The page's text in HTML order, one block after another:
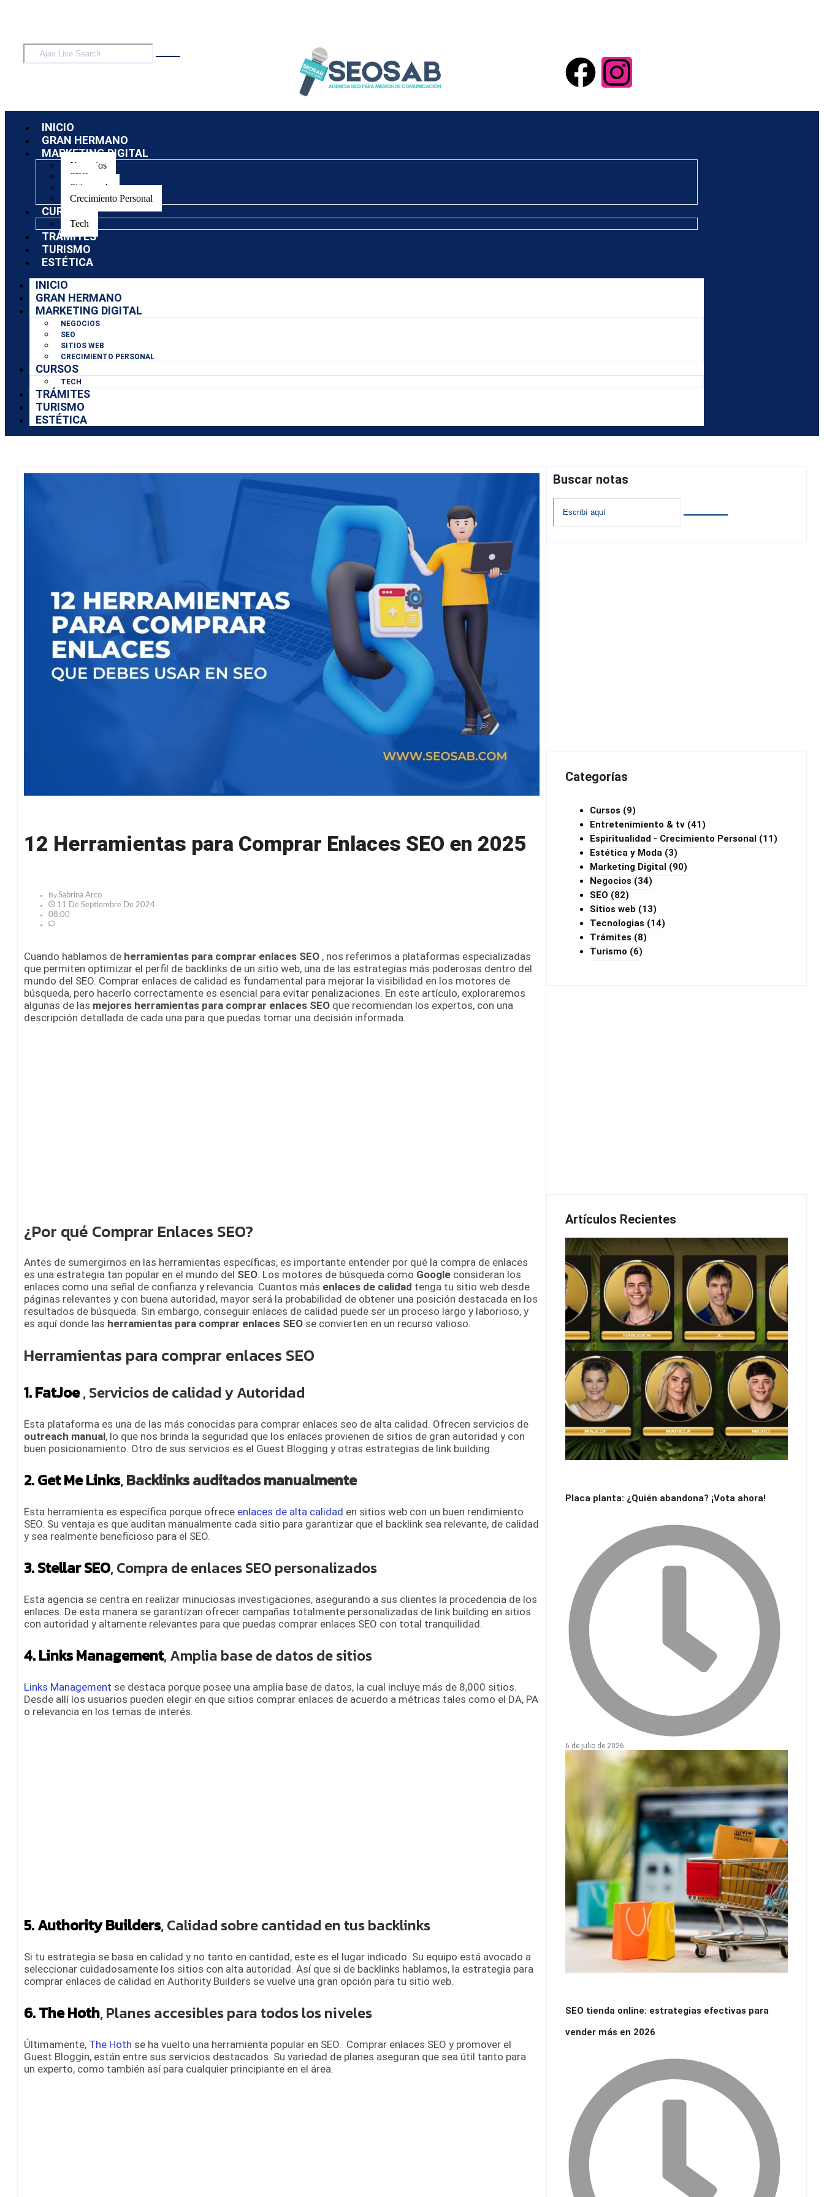
INICIO
GRAN HERMANO
MARKETING DIGITAL
Negocios
SEO
Sitios web
Crecimiento Personal
CURSOS
Tech
TRÁMITES
TURISMO
ESTÉTICA
INICIO
GRAN HERMANO
MARKETING DIGITAL
NEGOCIOS
SEO
SITIOS WEB
CRECIMIENTO PERSONAL
CURSOS
TECH
TRÁMITES
TURISMO
ESTÉTICA
12 Herramientas para Comprar Enlaces SEO en 2025
BySabrina Arco
11 De Septiembre De 2024
08:00
Cuando hablamos de herramientas para comprar enlaces SEO , nos referimos a plataformas especializadas
que permiten optimizar el perfil de backlinks de un sitio web, una de las estrategias más poderosas dentro del
mundo del SEO. Comprar enlaces de calidad es fundamental para mejorar la visibilidad en los motores de
búsqueda, pero hacerlo correctamente es esencial para evitar penalizaciones. En este artículo, exploraremos
algunas de las mejores herramientas para comprar enlaces SEO que recomiendan los expertos, con una
descripción detallada de cada una para que puedas tomar una decisión informada.
¿Por qué Comprar Enlaces SEO?
Antes de sumergirnos en las herramientas específicas, es importante entender por qué la compra de enlaces
es una estrategia tan popular en el mundo del SEO. Los motores de búsqueda como Google consideran los
enlaces como una señal de confianza y relevancia. Cuantos más enlaces de calidad tenga tu sitio web desde
páginas relevantes y con buena autoridad, mayor será la probabilidad de obtener una posición destacada en los
resultados de búsqueda. Sin embargo, conseguir enlaces de calidad puede ser un proceso largo y laborioso, y
es aquí donde las herramientas para comprar enlaces SEO se convierten en un recurso valioso.
Herramientas para comprar enlaces SEO
1. FatJoe, Servicios de calidad y Autoridad
Esta plataforma es una de las más conocidas para comprar enlaces seo de alta calidad. Ofrecen servicios de
outreach manual, lo que nos brinda la seguridad que los enlaces provienen de sitios de gran autoridad y con
buen posicionamiento. Otro de sus servicios es el Guest Blogging y otras estrategias de link building.
2. Get Me Links,Backlinks auditados manualmente
Esta herramienta es específica porque ofrece enlaces de alta calidad en sitios web con un buen rendimiento
SEO. Su ventaja es que auditan manualmente cada sitio para garantizar que el backlink sea relevante, de calidad
y sea realmente beneficioso para el SEO.
3. Stellar SEO, Compra de enlaces SEO personalizados
Esta agencia se centra en realizar minuciosas investigaciones, asegurando a sus clientes la procedencia de los
enlaces. De esta manera se garantizan ofrecer campañas totalmente personalizadas de link building en sitios
con autoridad y altamente relevantes para que puedas comprar enlaces SEO con total tranquilidad.
4. Links Management, Amplia base de datos de sitios
Links Management se destaca porque posee una amplia base de datos, la cual incluye más de 8,000 sitios.
Desde allí los usuarios pueden elegir en que sitios comprar enlaces de acuerdo a métricas tales como el DA, PA
o relevancia en los temas de interés.
5. Authority Builders, Calidad sobre cantidad en tus backlinks
Si tu estrategia se basa en calidad y no tanto en cantidad, este es el lugar indicado. Su equipo está avocado a
seleccionar cuidadosamente los sitios con alta autoridad. Así que si de backlinks hablamos, la estrategia para
comprar enlaces de calidad en Authority Builders se vuelve una gran opción para tu sitio web.
6. The Hoth, Planes accesibles para todos los niveles
Últimamente, The Hoth se ha vuelto una herramienta popular en SEO. Comprar enlaces SEO y promover el
Guest Bloggin, están entre sus servicios destacados. Su variedad de planes aseguran que sea útil tanto para
un experto, como también así para cualquier principiante en el área.
Buscar notas
Categorías
Cursos (9)
Entretenimiento & tv(41)
Espiritualidad - Crecimiento Personal (11)
Estética y Moda(3)
Marketing Digital (90)
Negocios (34)
SEO (82)
Sitios web (13)
Tecnologias (14)
Trámites (8)
Turismo (6)
Artículos Recientes
Placa planta: ¿Quién abandona? ¡Vota ahora!
6 de julio de 2026
SEO tienda online: estrategias efectivas para
vender más en 2026